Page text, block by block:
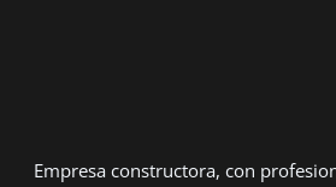
Empresa constructora, con